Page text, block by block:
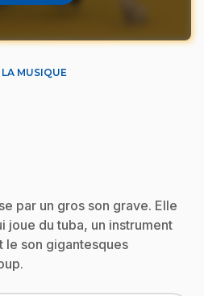
MUSIQUE
par un gros son grave. Elle
joue du tuba, un instrument
le son gigantesques